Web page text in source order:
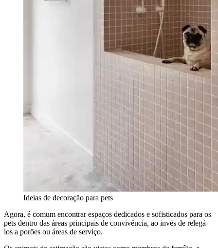
Ideias de decoração para pets
Agora, é comum encontrar espaços dedicados e sofisticados para os
pets dentro das áreas principais de convivência, ao invés de relegá-
los a porões ou áreas de serviço.